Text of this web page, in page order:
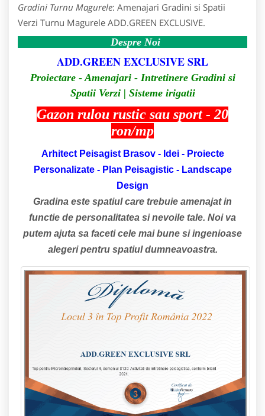
Gradini Turnu Magurele: Amenajari Gradini si Spatii
Verzi Turnu Magurele ADD.GREEN EXCLUSIVE.
Despre Noi
ADD.GREEN EXCLUSIVE SRL
Proiectare - Amenajari - Intretinere Gradini si
Spatii Verzi | Sisteme irigatii
Gazon rulou rustic sau sport - 20
ron/mp
Arhitect Peisagist Brasov - Idei - Proiecte
Personalizate - Plan Peisagistic - Landscape
Design
Gradina este spatiul care trebuie amenajat in
functie de personalitatea si nevoile tale. Noi va
putem ajuta sa faceti cele mai bune si ingenioase
alegeri pentru spatiul dumneavoastra.